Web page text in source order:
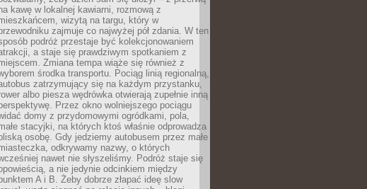
kawę w lokalnej kawiarni, rozmową z
wizytą na targu, który w
zajmuje co najwyżej pół zdania. W ten
podróż przestaje być kolekcjonowaniem
a staje się prawdziwym spotkaniem z
Zmiana tempa wiąże się również z
środka transportu. Pociąg linią regionalną,
zatrzymujący się na każdym przystanku,
albo piesza wędrówka otwierają zupełnie inną
Przez okno wolniejszego pociągu
domy z przydomowymi ogródkami, pola,
stacyjki, na których ktoś właśnie odprowadza
bliską osobę. Gdy jedziemy autobusem przez małe
odkrywamy nazwy, o których
nawet nie słyszeliśmy. Podróż staje się
a nie jedynie odcinkiem między
A i B. Żeby dobrze złapać ideę slow